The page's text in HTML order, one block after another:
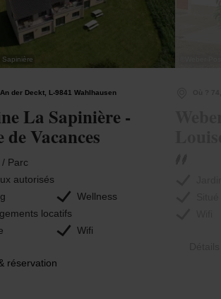
Sapinière
der Deckt, L-9841 Wahlhausen
La Sapinière -
Vacances
Parc
autorisés
Wellness
locatifs
Wifi
réservation